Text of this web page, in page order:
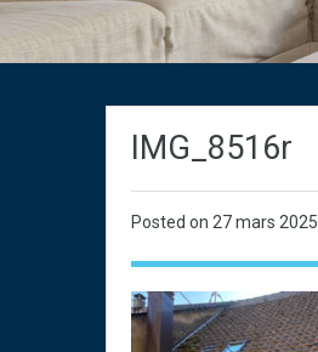
IMG_8516r
Posted on 27 mars 2025